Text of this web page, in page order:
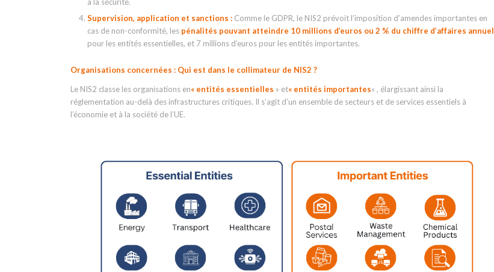
Supervision, application et sanctions : Comme le GDPR, le NIS2 prévoit l’imposition d’amendes importantes en
cas de non-conformité, les pénalités pouvant atteindre 10 millions d’euros ou 2 % du chiffre d’affaires annuel
pour les entités essentielles, et 7 millions d’euros pour les entités importantes.
Organisations concernées : Qui est dans le collimateur de NIS2 ?
Le NIS2 classe les organisations en« entités essentielles » et« entités importantes« , élargissant ainsi la
réglementation au-delà des infrastructures critiques. Il s’agit d’un ensemble de secteurs et de services essentiels à
l’économie et à la société de l’UE.